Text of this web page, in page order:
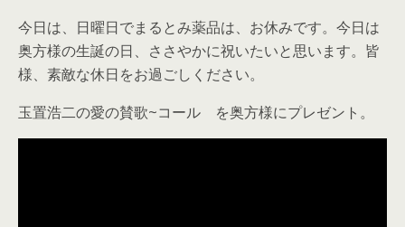
今日は、日曜日でまるとみ薬品は、お休みです。今日は
奥方様の生誕の日、ささやかに祝いたいと思います。皆
様、素敵な休日をお過ごしください。
玉置浩二の愛の賛歌~コール を奥方様にプレゼント。